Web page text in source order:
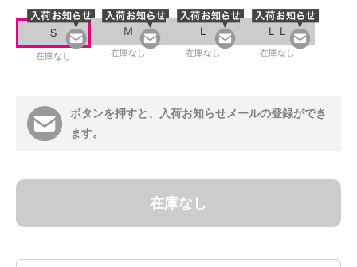
Ｓ
在庫なし
Ｍ
在庫なし
Ｌ
在庫なし
ＬＬ
在庫なし
ボタンを押すと、入荷お知らせメールの登録ができ
ます。
在庫なし